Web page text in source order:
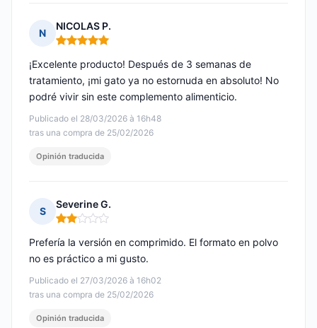
N
NICOLAS P.
Nota: 5 de 5
Publicado el 28/03/2026 à 16h48
tras una compra de 25/02/2026
¡Excelente producto! Después de 3 semanas de
tratamiento, ¡mi gato ya no estornuda en absoluto! No
podré vivir sin este complemento alimenticio.
Opinión traducida
S
Severine G.
Nota: 2 de 5
Publicado el 27/03/2026 à 16h02
tras una compra de 25/02/2026
Prefería la versión en comprimido. El formato en polvo
no es práctico a mi gusto.
Opinión traducida